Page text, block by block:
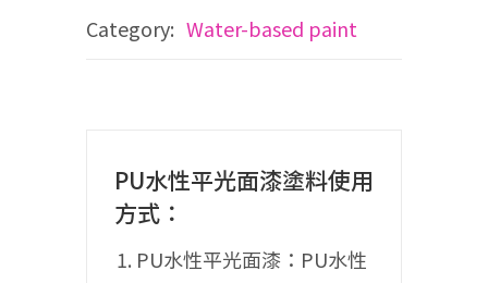
Category: Water-based paint
PU水性平光面漆塗料使用
方式：
PU水性平光面漆：PU水性